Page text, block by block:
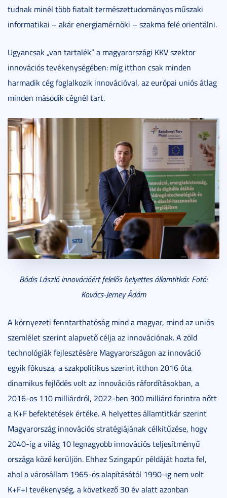
tudnak minél több fiatalt természettudományos műszaki
informatikai – akár energiamérnöki – szakma felé orientálni.
Ugyancsak „van tartalék” a magyarországi KKV szektor
innovációs tevékenységében: míg itthon csak minden
harmadik cég foglalkozik innovációval, az európai uniós átlag
minden második cégnél tart.
Bódis László innovációért felelős helyettes államtitkár. Fotó:
Kovács-Jerney Ádám
A környezeti fenntarthatóság mind a magyar, mind az uniós
szemlélet szerint alapvető célja az innovációnak. A zöld
technológiák fejlesztésére Magyarországon az innováció
egyik fókusza, a szakpolitikus szerint itthon 2016 óta
dinamikus fejlődés volt az innovációs ráfordításokban, a
2016-os 110 milliárdról, 2022-ben 300 milliárd forintra nőtt
a K+F befektetések értéke. A helyettes államtitkár szerint
Magyarország innovációs stratégiájának célkitűzése, hogy
2040-ig a világ 10 legnagyobb innovációs teljesítményű
országa közé kerüljön. Ehhez Szingapúr példáját hozta fel,
ahol a városállam 1965-ös alapításától 1990-ig nem volt
K+F+I tevékenység, a következő 30 év alatt azonban